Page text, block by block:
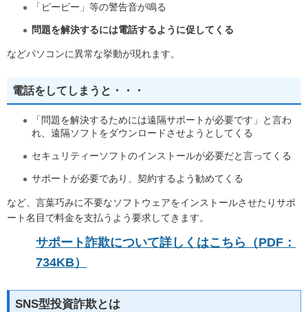
「ピーピー」等の警告音が鳴る
問題を解決するには電話するように促してくる
などパソコンに異常な挙動が現れます。
電話をしてしまうと・・・
「問題を解決するためには遠隔サポートが必要です」と言わ
れ、遠隔ソフトをダウンロードさせようとしてくる
セキュリティーソフトのインストールが必要だと言ってくる
サポートが必要であり、契約するよう勧めてくる
など、言葉巧みに不要なソフトウェアをインストールさせたりサポ
ート名目で料金を支払うよう要求してきます。
サポート詐欺について詳しくはこちら（PDF：
734KB）
SNS型投資詐欺とは